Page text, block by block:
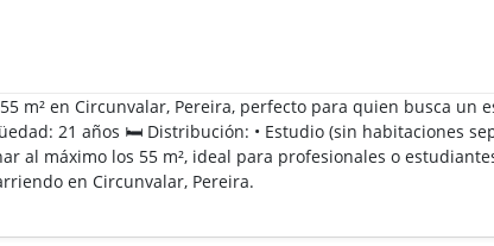
m² en Circunvalar, Pereira, perfecto para quien busca un
21 años 🛏️ Distribución: • Estudio (sin habitaciones
al máximo los 55 m², ideal para profesionales o
en Circunvalar, Pereira.